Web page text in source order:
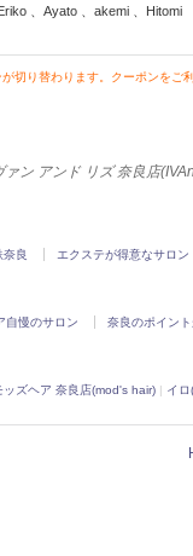
、Ayato 、akemi 、Hitomi
切り替わります。クーポンをご
ァン アンド リズ 奈良店
奈良 エクステが得意なサロン
自慢のサロン 奈良のポイン
ッズヘア 奈良店(mod's hair) | イロ